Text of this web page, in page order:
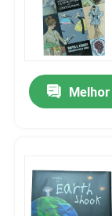
Contacte-nos
Notícia
Peça umas
Impressão
Impressão de